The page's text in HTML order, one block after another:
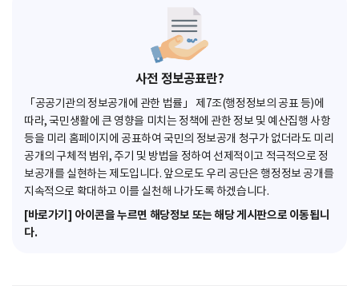
사전 정보공표란?
「공공기관의 정보공개에 관한 법률」 제7조(행정정보의 공표 등)에
따라, 국민생활에 큰 영향을 미치는 정책에 관한 정보 및 예산집행 사항
등을 미리 홈페이지에 공표하여 국민의 정보공개 청구가 없더라도 미리
공개의 구체적 범위, 주기 및 방법을 정하여 선제적이고 적극적으로 정
보공개를 실현하는 제도입니다. 앞으로도 우리 공단은 행정정보 공개를
지속적으로 확대하고 이를 실천해 나가도록 하겠습니다.
[바로가기] 아이콘을 누르면 해당정보 또는 해당 게시판으로 이동됩니
다.